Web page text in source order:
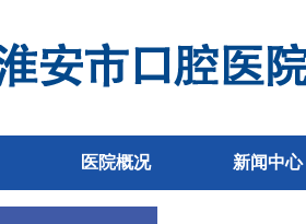
医院概况 新闻中心